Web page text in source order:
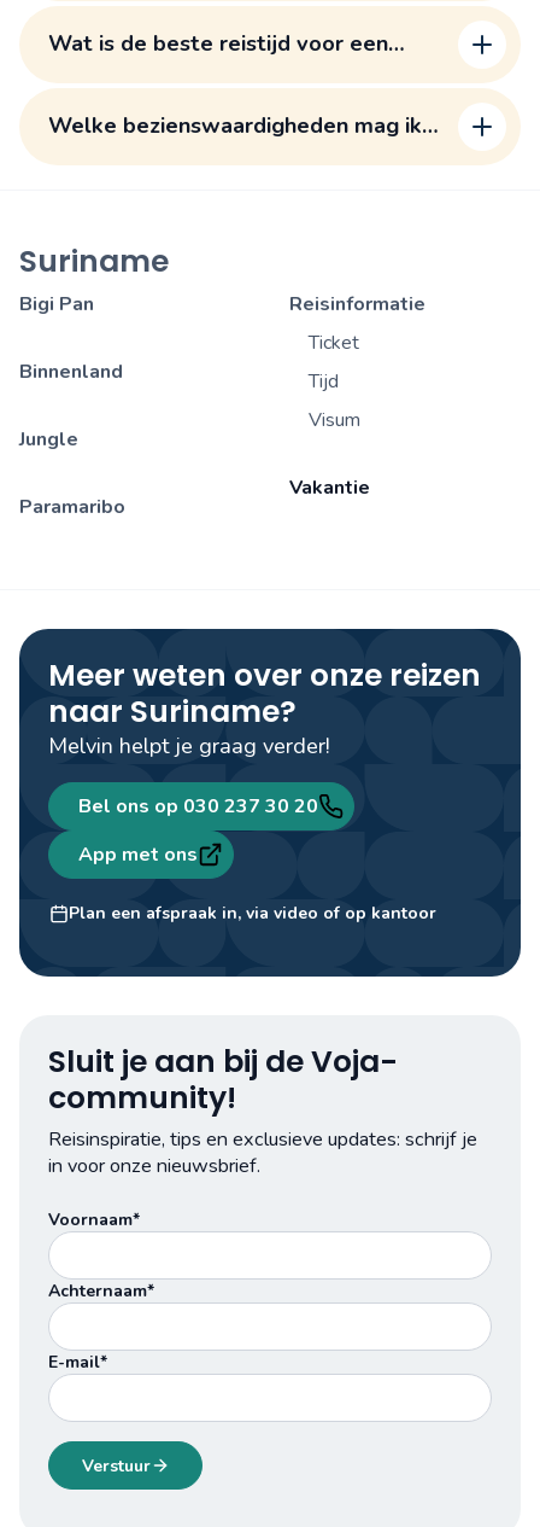
Wat is de beste reistijd voor een
Welke bezienswaardigheden mag ik
Suriname
Bigi Pan
Binnenland
Jungle
Paramaribo
Reisinformatie
Ticket
Tijd
Visum
Vakantie
Meer weten over onze reizen
naar Suriname?
Melvin helpt je graag verder!
Bel ons op 030 237 30 20
App met ons
Plan een afspraak in, via video of op kantoor
Melvin
Travel designer
Sluit je aan bij de Voja-
community!
Reisinspiratie, tips en exclusieve updates: schrijf je
in voor onze nieuwsbrief.
Voornaam*
Achternaam*
E-mail*
Verstuur